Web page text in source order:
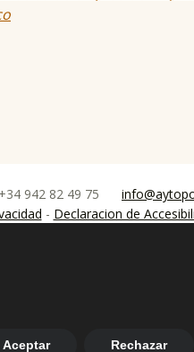
+34 942 82 49 75
- Declaracion de
Aceptar Rechazar